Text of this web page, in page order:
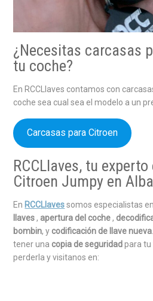
¿Necesitas carcasas
tu coche?
En RCCLlaves contamos con
coche sea cual sea el modelo a un
Carcasas para Citroen
RCCLlaves, tu
Citroen Jumpy en
En RCCLlavessomos especialistas
llaves, apertura del coche,
bombin, y codificación de llave nueva
tener una copia de seguridadpara tu
perderla y visitanos en: